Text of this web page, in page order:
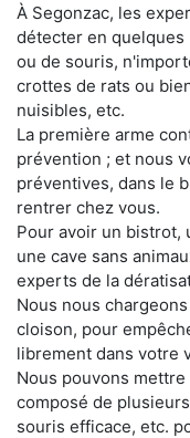
À Segonzac, les
détecter en quelques
ou de souris,
crottes de rats ou
nuisibles, etc.
La première arme
prévention ; et nous
préventives, dans le
rentrer chez vous.
Pour avoir un bistrot,
une cave sans
experts de la
Nous nous
cloison, pour
librement dans votre
Nous pouvons
composé de
souris efficace, etc.